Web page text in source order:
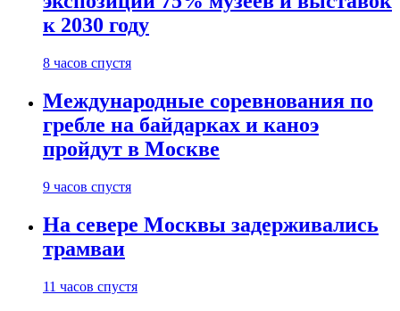
к 2030 году
8 часов спустя
Международные соревнования по
гребле на байдарках и каноэ
пройдут в Москве
9 часов спустя
На севере Москвы задерживались
трамваи
11 часов спустя